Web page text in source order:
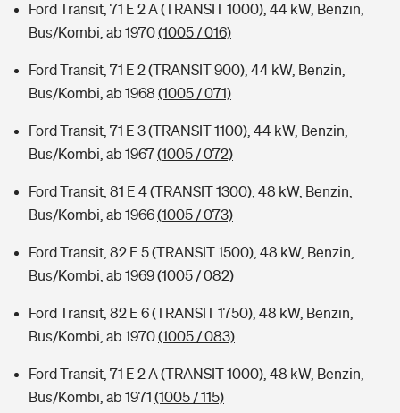
Ford Transit, 71 E 2 A (TRANSIT 1000), 44 kW, Benzin,
Bus/Kombi, ab 1970(1005 / 016)
Ford Transit, 71 E 2 (TRANSIT 900), 44 kW, Benzin,
Bus/Kombi, ab 1968 (1005 / 071)
Ford Transit, 71 E 3 (TRANSIT 1100), 44 kW, Benzin,
Bus/Kombi, ab 1967(1005 / 072)
Ford Transit, 81 E 4 (TRANSIT 1300), 48 kW, Benzin,
Bus/Kombi, ab 1966(1005 / 073)
Ford Transit, 82 E 5 (TRANSIT 1500), 48 kW, Benzin,
Bus/Kombi, ab 1969(1005 / 082)
Ford Transit, 82 E 6 (TRANSIT 1750), 48 kW, Benzin,
Bus/Kombi, ab 1970(1005 / 083)
Ford Transit, 71 E 2 A (TRANSIT 1000), 48 kW, Benzin,
Bus/Kombi, ab 1971 (1005 / 115)